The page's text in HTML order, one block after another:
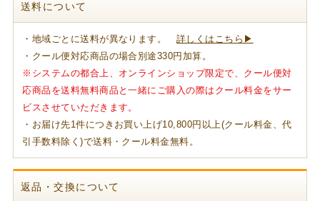
送料について
・地域ごとに送料が異なります。 詳しくはこちら▶
・クール便対応商品の場合別途330円加算。
※システムの都合上、オンラインショップ限定で、クール便対
応商品を送料無料商品と一緒にご購入の際はクール料金をサー
ビスさせていただきます。
・お届け先1件につきお買い上げ10,800円以上(クール料金、代
引手数料除く)で送料・クール料金無料。
返品・交換について